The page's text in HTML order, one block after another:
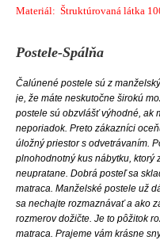
Materiál: Štruktúrovaná látka
Postele-Spálňa
Čalúnené postele sú z
je, že máte neskutočne širokú
postele sú obzvlášť výhodné, ak
neporiadok. Preto zákazníci
úložný priestor s odvetrávaním.
plnohodnotný kus nábytku,
neupratane. Dobrá posteľ sa
matraca. Manželské postele už
sa nechajte rozmaznávať a ako
rozmerov dožičte. Je to pôžitok
matraca. Prajeme vám krásne